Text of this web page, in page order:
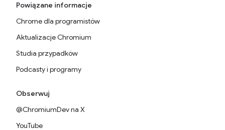
Powiązane informacje
Chrome dla programistów
Aktualizacje Chromium
Studia przypadków
Podcasty i programy
Obserwuj
@ChromiumDev na X
YouTube